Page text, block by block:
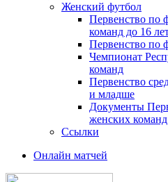
Женский футбол
Первенство по
команд до 16
Первенство по
Чемпионат
команд
Первенство
и младше
Документы
женских команд
Ссылки
Онлайн матчей